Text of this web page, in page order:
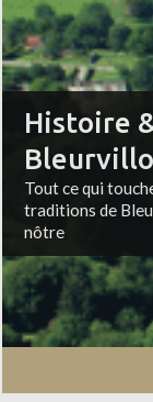
Histoire
Tout ce qui
traditions de
nôtre